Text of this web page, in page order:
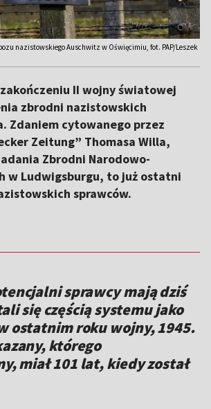
nazistowskiego Auschwitz w Oświęcimiu, fot. PAP/Leszek
II wojny światowej
zbrodni nazistowskich
Zdaniem cytowanego przez
Zeitung” Thomasa Willa,
Zbrodni Narodowo-
w Ludwigsburgu, to już ostatni
sprawców.
sprawcy mają dziś
się częścią systemu jako
ostatnim roku wojny, 1945.
którego
miał 101 lat, kiedy został